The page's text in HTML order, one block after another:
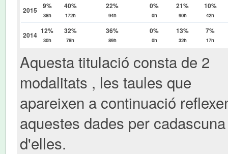
2015 9%
38h
40%
172h
22%
94h
0%
0h
21%
90h
10%
42h
2014 12%
30h
32%
78h
36%
89h
0%
0h
13%
32h
7%
17h
Aquesta titulació consta de 2
modalitats , les taules que
apareixen a continuació
aquestes dades per cadascuna
d'elles.